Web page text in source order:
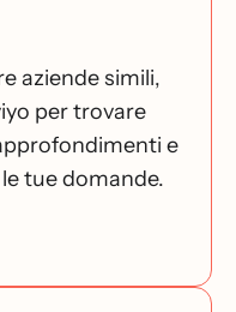
aziende simili,
per trovare
e
tue domande.